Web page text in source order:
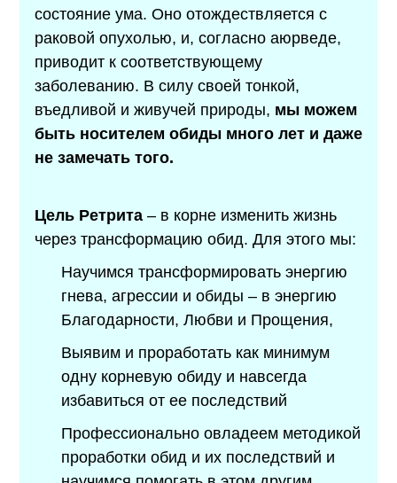
состояние ума. Оно отождествляется с
раковой опухолью, и, согласно аюрведе,
приводит к соответствующему
заболеванию. В силу своей тонкой,
въедливой и живучей природы, мы можем
быть носителем обиды много лет и даже
не замечать того.
Цель Ретрита – в корне изменить жизнь
через трансформацию обид. Для этого мы:
Научимся трансформировать энергию
гнева, агрессии и обиды – в энергию
Благодарности, Любви и Прощения,
Выявим и проработать как минимум
одну корневую обиду и навсегда
избавиться от ее последствий
Профессионально овладеем методикой
проработки обид и их последствий и